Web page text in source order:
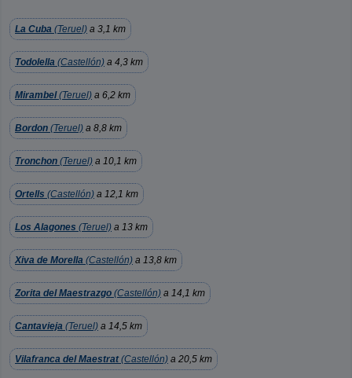
La Cuba (Teruel) a 3,1 km
Todolella (Castellón) a 4,3 km
Mirambel(Teruel) a 6,2 km
Bordon (Teruel) a 8,8 km
Tronchon (Teruel) a 10,1 km
Ortells (Castellón) a 12,1 km
Los Alagones (Teruel) a 13 km
Xiva de Morella (Castellón) a 13,8 km
Zorita del Maestrazgo (Castellón) a 14,1 km
Cantavieja (Teruel) a 14,5 km
Vilafranca del Maestrat(Castellón) a 20,5 km